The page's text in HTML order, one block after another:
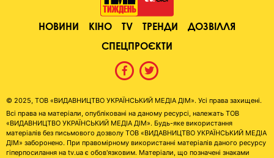
НОВИНИ КІНО TV ТРЕНДИ
ДОЗВІЛЛЯ
СПЕЦПРОЄКТИ
© 2025, ТОВ «ВИДАВНИЦТВО УКРАЇНСЬКИЙ МЕДІА ДІМ». Усі права захищені.
Всі права на матеріали, опубліковані на даному ресурсі, належать ТОВ
«ВИДАВНИЦТВО УКРАЇНСЬКИЙ МЕДІА ДІМ». Будь-яке використання
матеріалів без письмового дозволу ТОВ «ВИДАВНИЦТВО УКРАЇНСЬКИЙ МЕДІА
ДІМ» заборонено. При правомірному використанні матеріалів даного ресурсу
гіперпосилання на tv.ua є обов'язковим. Матеріали, що позначені знаками